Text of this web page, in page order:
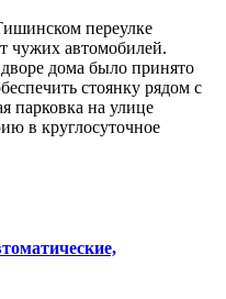
переулке
чужих автомобилей.
дома было принято
стоянку рядом с
парковка на улице
в круглосуточное